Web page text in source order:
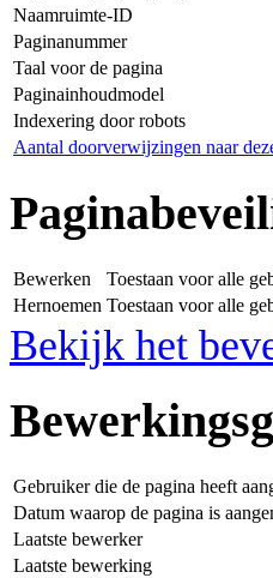
Naamruimte-ID
Paginanummer
Taal voor de pagina
Paginainhoudmodel
Indexering door robots
Aantal doorverwijzingen naar
Bewerken
Toestaan voor alle
Hernoemen Toestaan voor alle
Bekijk het
Gebruiker die de pagina heeft
Datum waarop de pagina is
Laatste bewerker
Laatste bewerking